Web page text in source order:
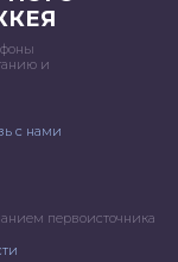
и
с нами
первоисточника